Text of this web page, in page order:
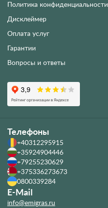
Политика конфиденциальности
Дисклеймер
Оплата услуг
Гарантии
Вопросы и ответы
Телефоны
+40312295915
+35924904446
+79255230629
+375336273673
0800339284
E-Mail
info@emigras.ru